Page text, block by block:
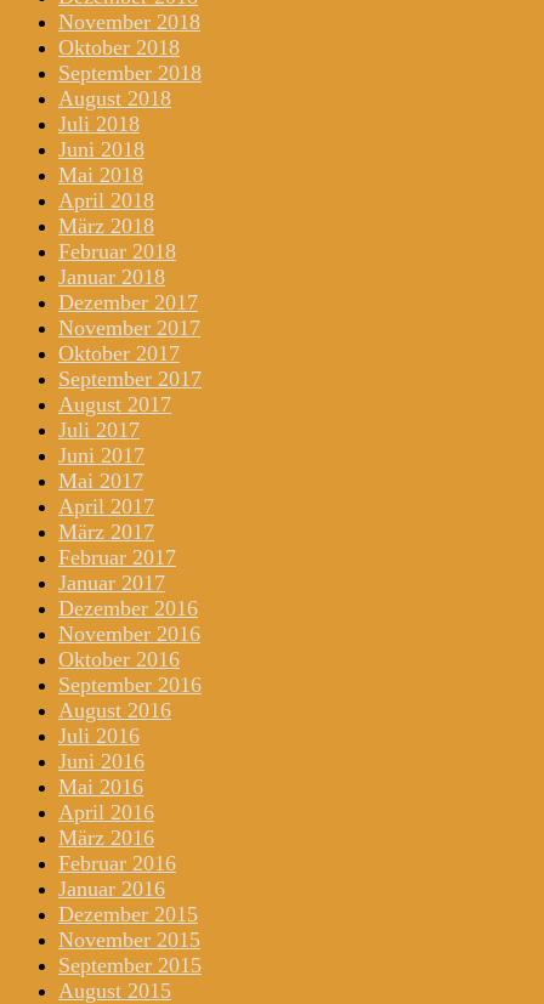
November 2018
Oktober 2018
September 2018
August 2018
Juli 2018
Juni 2018
Mai 2018
April 2018
März 2018
Februar 2018
Januar 2018
Dezember 2017
November 2017
Oktober 2017
September 2017
August 2017
Juli 2017
Juni 2017
Mai 2017
April 2017
März 2017
Februar 2017
Januar 2017
Dezember 2016
November 2016
Oktober 2016
September 2016
August 2016
Juli 2016
Juni 2016
Mai 2016
April 2016
März 2016
Februar 2016
Januar 2016
Dezember 2015
November 2015
September 2015
August 2015